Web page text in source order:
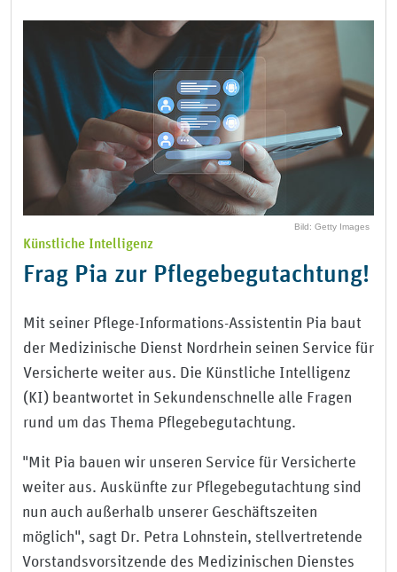
Bild: Getty Images
Künstliche Intelligenz
Frag Pia zur Pflegebegutachtung!
Mit seiner Pflege-Informations-Assistentin Pia baut
der Medizinische Dienst Nordrhein seinen Service für
Versicherte weiter aus. Die Künstliche Intelligenz
(KI) beantwortet in Sekundenschnelle alle Fragen
rund um das Thema Pflegebegutachtung.
"Mit Pia bauen wir unseren Service für Versicherte
weiter aus. Auskünfte zur Pflegebegutachtung sind
nun auch außerhalb unserer Geschäftszeiten
möglich", sagt Dr. Petra Lohnstein, stellvertretende
Vorstandsvorsitzende des Medizinischen Dienstes